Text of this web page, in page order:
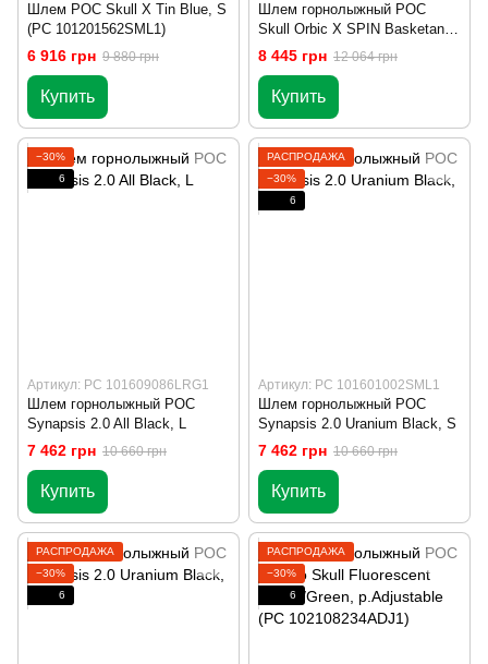
Шлем POC Skull X Tin Blue, S
(PC 101201562SML1)
6 916 грн 9 880 грн
Купить
Шлем горнолыжный POC
Skull Orbic X SPIN Basketane
Blue, M
8 445 грн 12 064 грн
Купить
−30%
6
Артикул: PC 101609086LRG1
Шлем горнолыжный POC
Synapsis 2.0 All Black, L
7 462 грн 10 660 грн
Купить
РАСПРОДАЖА
−30%
6
Артикул: PC 101601002SML1
Шлем горнолыжный POC
Synapsis 2.0 Uranium Black, S
7 462 грн 10 660 грн
Купить
РАСПРОДАЖА
−30%
6
РАСПРОДАЖА
−30%
6